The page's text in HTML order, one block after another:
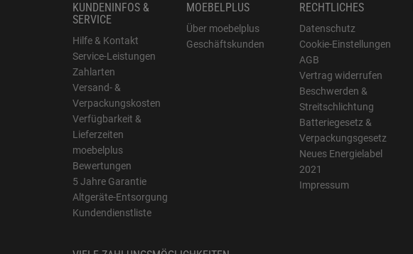
KUNDENINFOS &
SERVICE
Hilfe & Kontakt
Service-Leistungen
Zahlarten
Versand- &
Verpackungskosten
Verfügbarkeit &
Lieferzeiten
moebelplus
Bewertungen
5 Jahre Garantie
Altgeräte-Entsorgung
Kundendienstliste
MOEBELPLUS
Über moebelplus
Geschäftskunden
RECHTLICHES
Datenschutz
Cookie-Einstellungen
AGB
Vertrag widerrufen
Beschwerden &
Streitschlichtung
Batteriegesetz &
Verpackungsgesetz
Neues Energielabel
2021
Impressum